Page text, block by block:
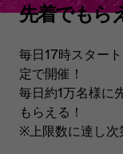
先着でもら
毎日17時スター
定で開催！
毎日約1万名様に
もらえる！
※上限数に達し次